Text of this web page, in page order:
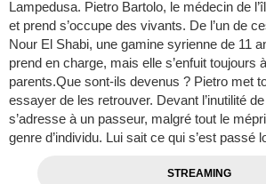
Lampedusa. Pietro Bartolo, le médecin de
et prend s’occupe des vivants. De l’un de
Nour El Shabi, une gamine syrienne de 11
prend en charge, mais elle s’enfuit toujours
parents.Que sont-ils devenus ? Pietro met
essayer de les retrouver. Devant l’inutilité
s’adresse à un passeur, malgré tout le
genre d’individu. Lui sait ce qui s’est passé
STREAMING